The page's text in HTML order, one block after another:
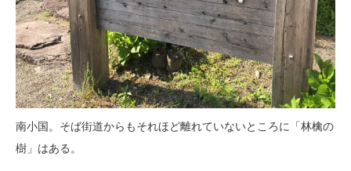
南小国。そば街道からもそれほど離れていないところに「林檎の
樹」はある。